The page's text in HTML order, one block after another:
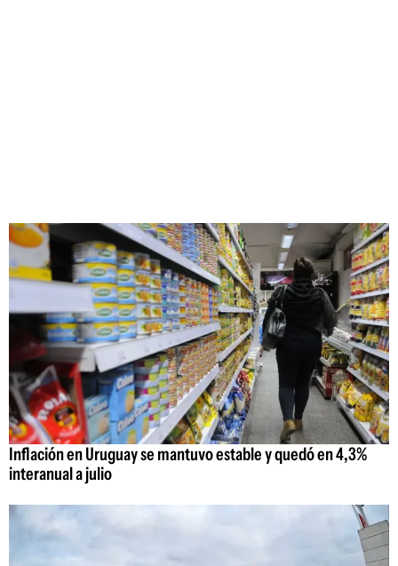
Inflación en Uruguay se mantuvo estable y quedó en 4,3%
interanual a julio